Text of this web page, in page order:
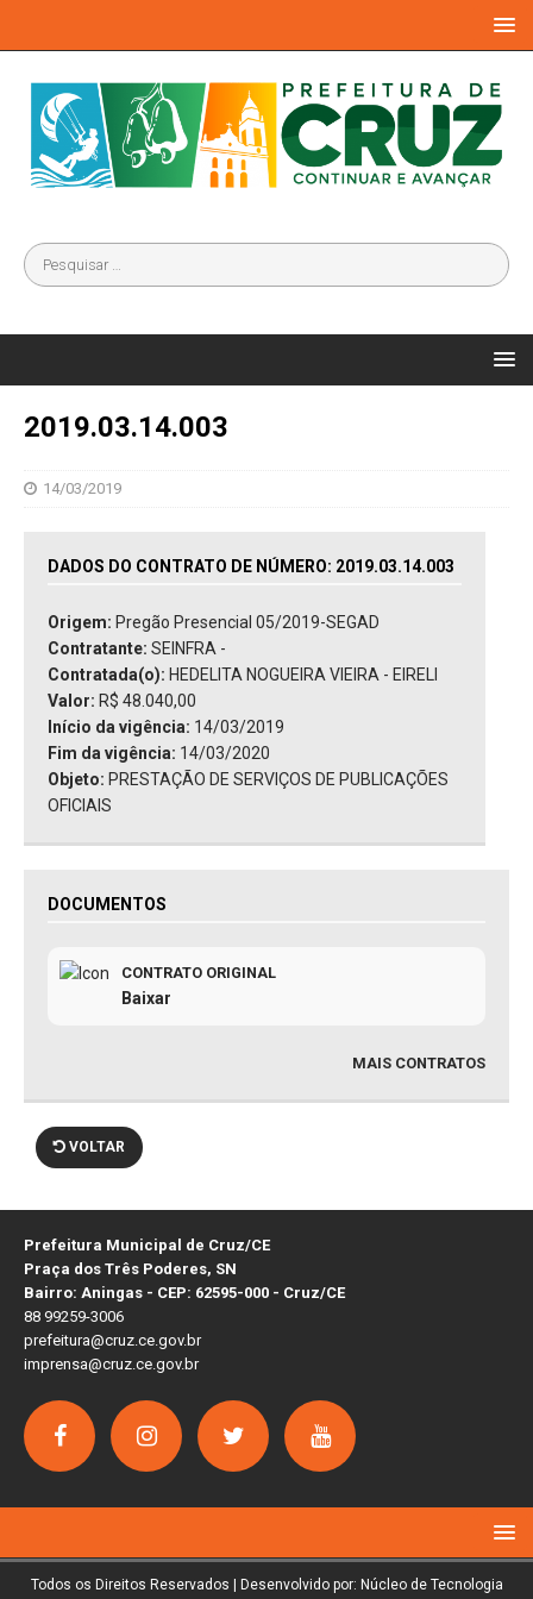
2019.03.14.003
14/03/2019
DADOS DO CONTRATO DE NÚMERO: 2019.03.14.003
Origem: Pregão Presencial 05/2019-SEGAD
Contratante: SEINFRA -
Contratada(o): HEDELITA NOGUEIRA VIEIRA - EIRELI
Valor: R$ 48.040,00
Início da vigência: 14/03/2019
Fim da vigência: 14/03/2020
Objeto: PRESTAÇÃO DE SERVIÇOS DE PUBLICAÇÕES
OFICIAIS
DOCUMENTOS
CONTRATO ORIGINAL
Baixar
MAIS CONTRATOS
VOLTAR
Prefeitura Municipal de Cruz/CE
Praça dos Três Poderes, SN
Bairro: Aningas - CEP: 62595-000 - Cruz/CE
88 99259-3006
prefeitura@cruz.ce.gov.br
imprensa@cruz.ce.gov.br
Todos os Direitos Reservados | Desenvolvido por: Núcleo de Tecnologia